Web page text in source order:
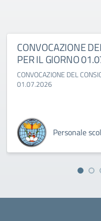
CONVOCAZIONE
PER IL GIORNO
CONVOCAZIONE DEL
01.07.2026
Personale